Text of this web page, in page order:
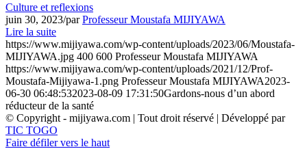
Culture et reflexions
juin 30, 2023/parProfesseur Moustafa MIJIYAWA
Lire la suite
https://www.mijiyawa.com/wp-content/uploads/2023/06/Moustafa-
MIJIYAWA.jpg 400 600 Professeur Moustafa MIJIYAWA
https://www.mijiyawa.com/wp-content/uploads/2021/12/Prof-
Moustafa-Mijiyawa-1.png Professeur Moustafa MIJIYAWA2023-
06-30 06:48:532023-08-09 17:31:50Gardons-nous d’un abord
réducteur de la santé
© Copyright - mijiyawa.com | Tout droit réservé | Développé par
TIC TOGO
Faire défiler vers le haut